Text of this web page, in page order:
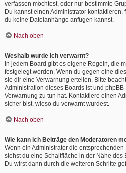
verfassen möchtest, oder nur bestimmte
Du kannst einen Administrator
du keine Dateianhänge anfügen kannst.
Nach oben
Weshalb wurde ich verwarnt?
In jedem Board gibt es eigene Regeln, die
festgelegt werden. Wenn du gegen eine
sie dir eine Verwarnung erteilen. Bitte
Administration dieses Boards ist und
Verwarnung zu tun hat. Kontaktiere einen
sicher bist, wieso du verwarnt wurdest.
Nach oben
Wie kann ich Beiträge den Moderatoren
Wenn ein Administrator die
siehst du eine Schaltfläche in der Nähe des
Du wirst dann durch die weiteren Schritte